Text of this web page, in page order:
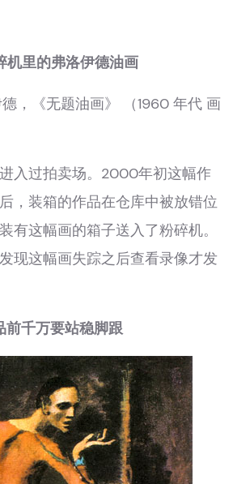
机里的弗洛伊德油画
，《无题油画》 （1960 年代 画
过拍卖场。2000年初这幅作
，装箱的作品在仓库中被放错位
有这幅画的箱子送入了粉碎机。
现这幅画失踪之后查看录像才发
前千万要站稳脚跟